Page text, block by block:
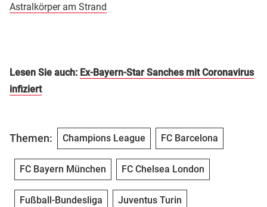
Astralkörper am Strand
Lesen Sie auch: Ex-Bayern-Star Sanches mit Coronavirus
infiziert
Themen: Champions League FC Barcelona
FC Bayern München FC Chelsea London
Fußball-Bundesliga Juventus Turin